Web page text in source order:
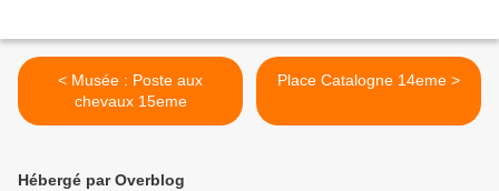
< Musée : Poste aux
chevaux 15eme
Place Catalogne 14eme >
Hébergé par Overblog